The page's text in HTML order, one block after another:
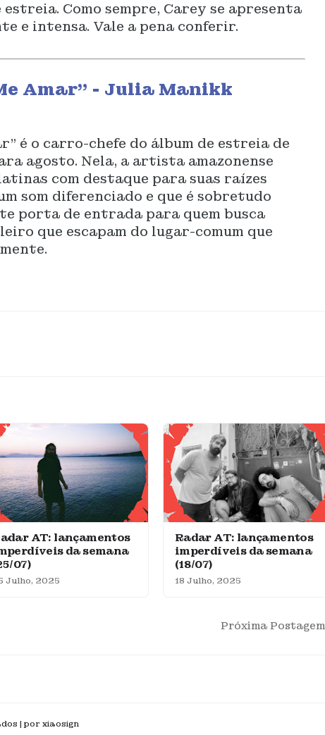
Como sempre, Carey se apresenta
e intensa. Vale a pena conferir.
Amar” - Julia Manikk
é o carro-chefe do álbum de estreia de
agosto. Nela, a artista amazonense
com destaque para suas raízes
som diferenciado e que é sobretudo
porta de entrada para quem busca
que escapam do lugar-comum que
AT: lançamentos
da semana
07)
Julho, 2025
Radar AT: lançamentos
imperdíveis da semana
(18/07)
18 Julho, 2025
Próxima Postagem
| por xiaosign